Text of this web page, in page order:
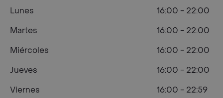
Lunes
16:00 - 22:00
Martes
16:00 - 22:00
Miércoles
16:00 - 22:00
Jueves
16:00 - 22:00
Viernes
16:00 - 22:59